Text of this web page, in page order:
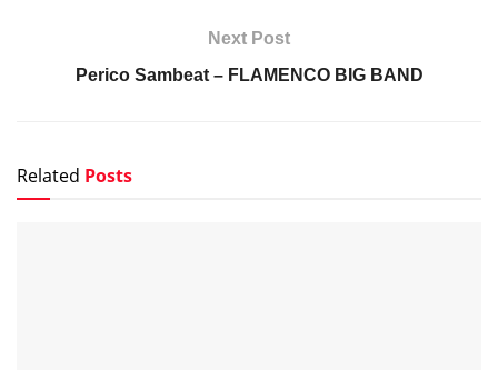
Next Post
Perico Sambeat – FLAMENCO BIG BAND
Related Posts